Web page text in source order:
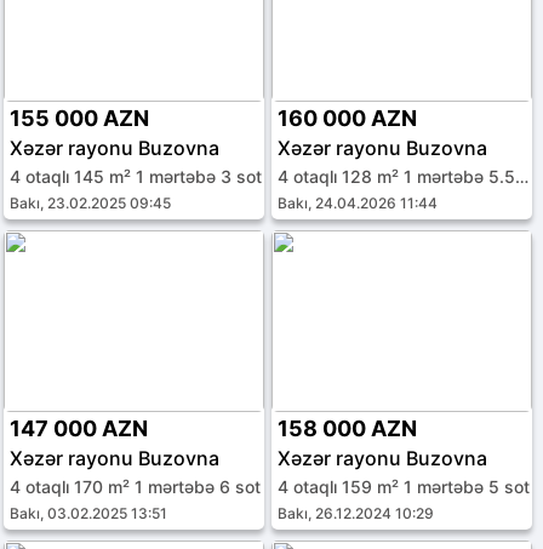
155 000 AZN
Xəzər rayonu Buzovna
4 otaqlı 145 m² 1 mərtəbə 3 sot
Bakı, 23.02.2025 09:45
160 000 AZN
Xəzər rayonu Buzovna
4 otaqlı 128 m² 1 mərtəbə 5.5 sot
Bakı, 24.04.2026 11:44
147 000 AZN
Xəzər rayonu Buzovna
4 otaqlı 170 m² 1 mərtəbə 6 sot
Bakı, 03.02.2025 13:51
158 000 AZN
Xəzər rayonu Buzovna
4 otaqlı 159 m² 1 mərtəbə 5 sot
Bakı, 26.12.2024 10:29